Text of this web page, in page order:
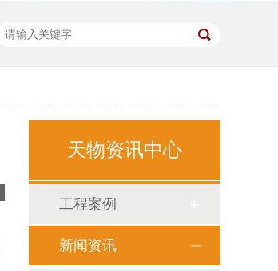
天物资讯中心
工程案例
新闻资讯